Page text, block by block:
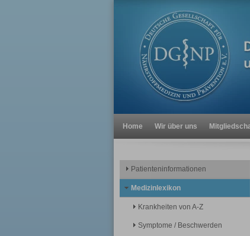
Home Wir über uns
Patienteninformationen
Medizinlexikon
Krankheiten von A-Z
Symptome / Beschwerden